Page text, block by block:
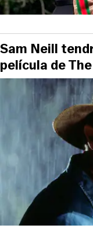
Sam Neill
película de